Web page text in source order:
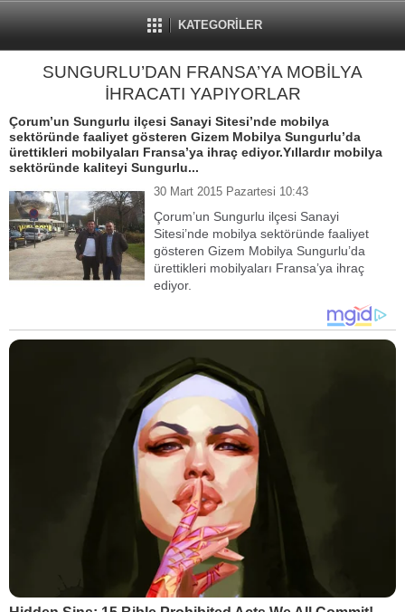
KATEGORİLER
SUNGURLU’DAN FRANSA’YA MOBİLYA
İHRACATI YAPIYORLAR
Çorum’un Sungurlu ilçesi Sanayi Sitesi’nde mobilya
sektöründe faaliyet gösteren Gizem Mobilya Sungurlu’da
ürettikleri mobilyaları Fransa’ya ihraç ediyor.Yıllardır mobilya
sektöründe kaliteyi Sungurlu...
30 Mart 2015 Pazartesi 10:43
Çorum’un Sungurlu ilçesi Sanayi
Sitesi’nde mobilya sektöründe faaliyet
gösteren Gizem Mobilya Sungurlu’da
ürettikleri mobilyaları Fransa’ya ihraç
ediyor.